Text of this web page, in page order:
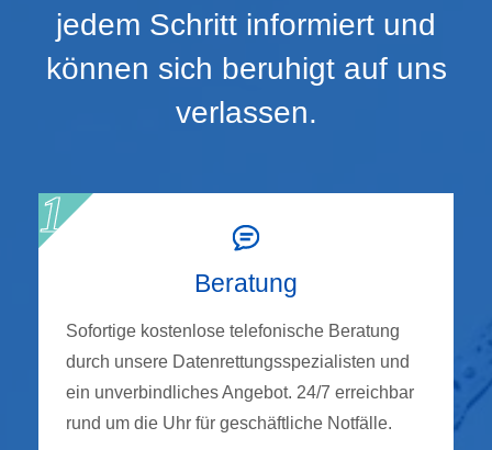
jedem Schritt informiert und
können sich beruhigt auf uns
verlassen.
Beratung
Sofortige kostenlose telefonische Beratung
durch unsere Datenrettungsspezialisten und
ein unverbindliches Angebot. 24/7 erreichbar
rund um die Uhr für geschäftliche Notfälle.